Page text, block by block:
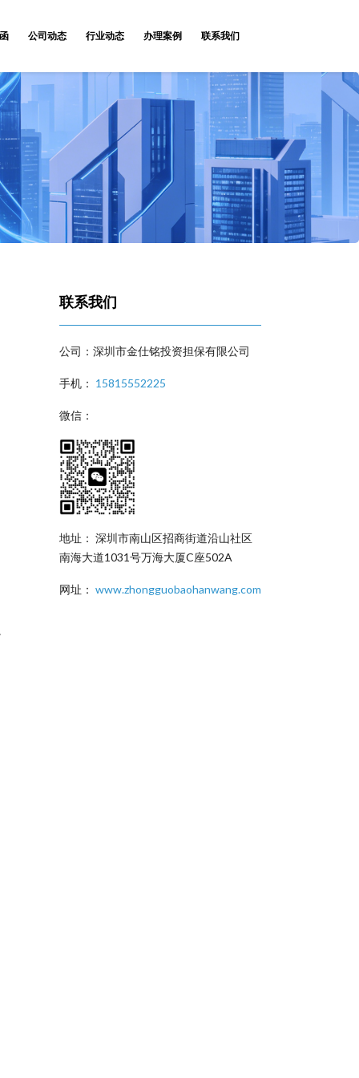
公司动态 行业动态 办理案例 联系我们
联系我们
公司：深圳市金仕铭投资担保有限公司
手机： 15815552225
微信：
地址： 深圳市南山区招商街道沿山社区
南海大道1031号万海大厦C座502A
网址： www.zhongguobaohanwang.com